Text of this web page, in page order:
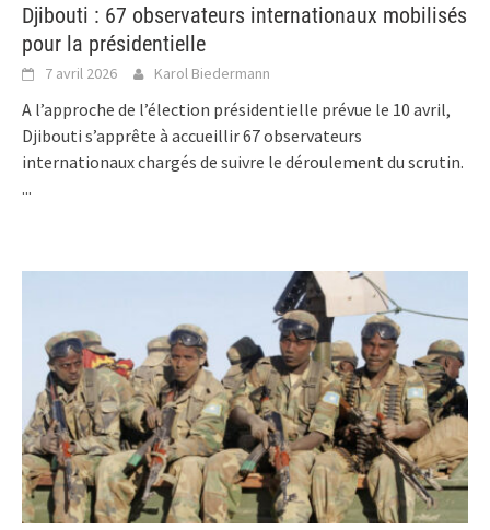
Djibouti : 67 observateurs internationaux mobilisés
pour la présidentielle
7 avril 2026 Karol Biedermann
A l’approche de l’élection présidentielle prévue le 10 avril,
Djibouti s’apprête à accueillir 67 observateurs
internationaux chargés de suivre le déroulement du scrutin.
...